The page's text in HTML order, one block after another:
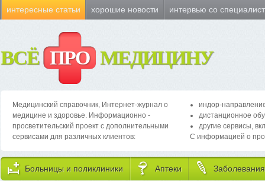
интересные статьи хорошие новости интервью со
ВСЁ ПРО МЕДИЦИНУ
Медицинский справочник, Интернет-журнал о
медицине и здоровье. Информационно -
просветительский проект с дополнительными
сервисами для различных клиентов:
индор-
дистанционное
другие сервисы,
С информацией о
Больницы и поликлиники Аптеки Заболевания